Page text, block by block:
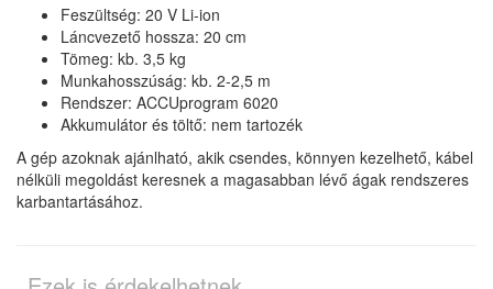
Feszültség: 20 V Li-ion
Láncvezető hossza: 20 cm
Tömeg: kb. 3,5 kg
Munkahosszúság: kb. 2-2,5 m
Rendszer: ACCUprogram 6020
Akkumulátor és töltő: nem tartozék
A gép azoknak ajánlható, akik csendes, könnyen kezelhető, kábel
nélküli megoldást keresnek a magasabban lévő ágak rendszeres
karbantartásához.